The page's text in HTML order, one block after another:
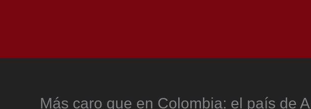
Más caro que en Colombia: el país de